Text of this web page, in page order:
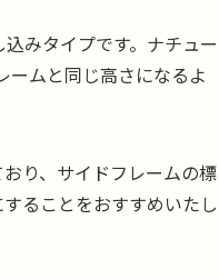
みタイプです。ナチュー
ームと同じ高さになるよ
り、サイドフレームの標
ることをおすすめいたし